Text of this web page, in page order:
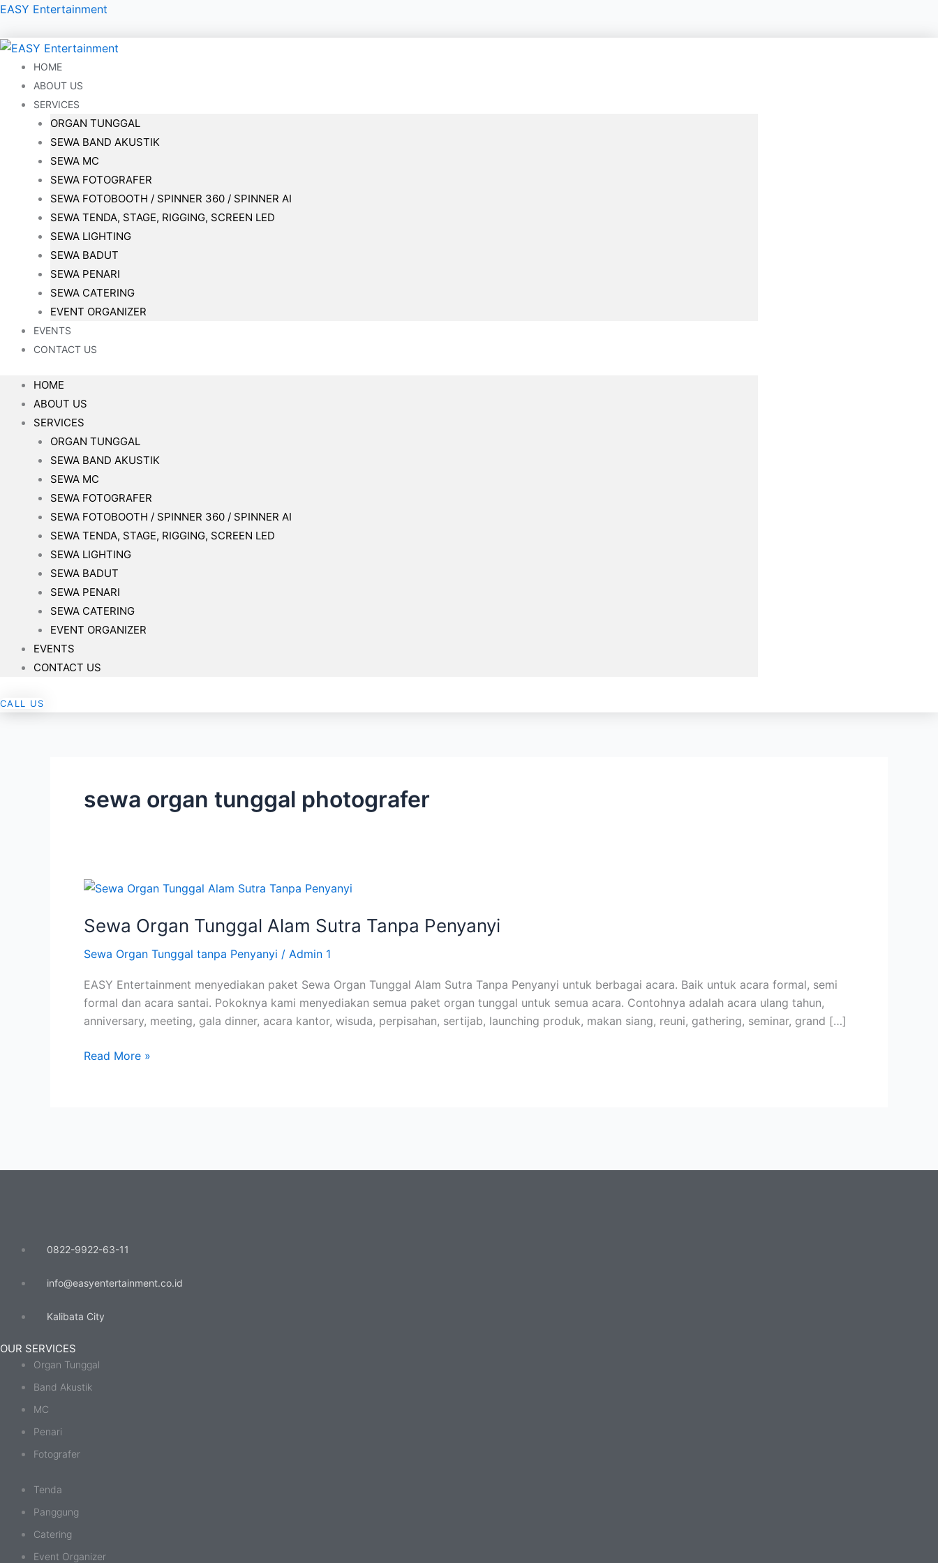
Lewati
konten
EASY Entertainment
HOME
ABOUT US
SERVICES
ORGAN TUNGGAL
SEWA BAND AKUSTIK
SEWA MC
SEWA FOTOGRAFER
SEWA FOTOBOOTH / SPINNER 360 / SPINNER AI
SEWA TENDA, STAGE, RIGGING, SCREEN LED
SEWA LIGHTING
SEWA BADUT
SEWA PENARI
SEWA CATERING
EVENT ORGANIZER
EVENTS
CONTACT US
HOME
ABOUT US
SERVICES
ORGAN TUNGGAL
SEWA BAND AKUSTIK
SEWA MC
SEWA FOTOGRAFER
SEWA FOTOBOOTH / SPINNER 360 / SPINNER AI
SEWA TENDA, STAGE, RIGGING, SCREEN LED
SEWA LIGHTING
SEWA BADUT
SEWA PENARI
SEWA CATERING
EVENT ORGANIZER
EVENTS
CONTACT US
CALL US
sewa organ tunggal photografer
Sewa Organ Tunggal Alam Sutra Tanpa Penyanyi
Sewa Organ Tunggal tanpa Penyanyi / Admin 1
EASY Entertainment menyediakan paket Sewa Organ Tunggal Alam Sutra Tanpa Penyanyi untuk berbagai acara. Baik untuk acara formal, semi
formal dan acara santai. Pokoknya kami menyediakan semua paket organ tunggal untuk semua acara. Contohnya adalah acara ulang tahun,
anniversary, meeting, gala dinner, acara kantor, wisuda, perpisahan, sertijab, launching produk, makan siang, reuni, gathering, seminar, grand […]
Sewa
Tunggal
Sutra
Tanpa
Penyanyi
Read More »
0822-9922-63-11
info@easyentertainment.co.id
Kalibata City
OUR SERVICES
Organ Tunggal
Band Akustik
MC
Penari
Fotografer
Tenda
Panggung
Catering
Event Organizer